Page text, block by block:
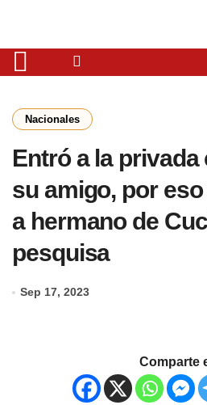
Nacionales
Entró a la privada
su amigo, por
a hermano de
pesquisa
Sep 17, 2023
Comparte